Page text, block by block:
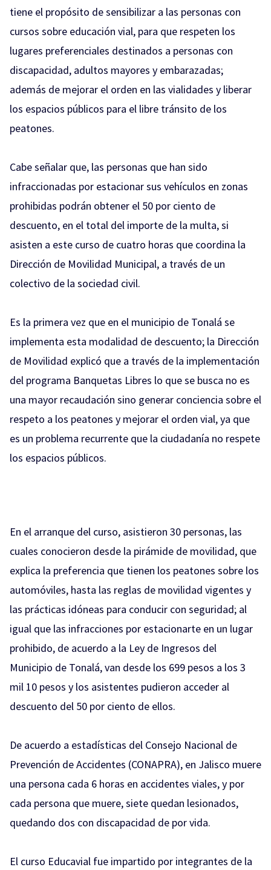
tiene el propósito de sensibilizar a las personas con
cursos sobre educación vial, para que respeten los
lugares preferenciales destinados a personas con
discapacidad, adultos mayores y embarazadas;
además de mejorar el orden en las vialidades y liberar
los espacios públicos para el libre tránsito de los
peatones.
Cabe señalar que, las personas que han sido
infraccionadas por estacionar sus vehículos en zonas
prohibidas podrán obtener el 50 por ciento de
descuento, en el total del importe de la multa, si
asisten a este curso de cuatro horas que coordina la
Dirección de Movilidad Municipal, a través de un
colectivo de la sociedad civil.
Es la primera vez que en el municipio de Tonalá se
implementa esta modalidad de descuento; la Dirección
de Movilidad explicó que a través de la implementación
del programa Banquetas Libres lo que se busca no es
una mayor recaudación sino generar conciencia sobre el
respeto a los peatones y mejorar el orden vial, ya que
es un problema recurrente que la ciudadanía no respete
los espacios públicos.
En el arranque del curso, asistieron 30 personas, las
cuales conocieron desde la pirámide de movilidad, que
explica la preferencia que tienen los peatones sobre los
automóviles, hasta las reglas de movilidad vigentes y
las prácticas idóneas para conducir con seguridad; al
igual que las infracciones por estacionarte en un lugar
prohibido, de acuerdo a la Ley de Ingresos del
Municipio de Tonalá, van desde los 699 pesos a los 3
mil 10 pesos y los asistentes pudieron acceder al
descuento del 50 por ciento de ellos.
De acuerdo a estadísticas del Consejo Nacional de
Prevención de Accidentes (CONAPRA), en Jalisco muere
una persona cada 6 horas en accidentes viales, y por
cada persona que muere, siete quedan lesionados,
quedando dos con discapacidad de por vida.
El curso Educavial fue impartido por integrantes de la